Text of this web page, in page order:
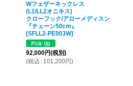
Wフェザーネックレス
(L1/LL2オニキス)
クローフック/アローメディスン
『チェーン50cm』
[SFLL2-PE003W]
92,000円(税別)
(税込 : 101,200円)